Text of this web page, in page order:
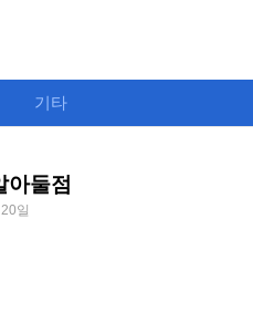
기타
아둘점
일